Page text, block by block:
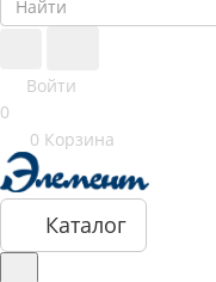
Войти
0
0 Корзина
Каталог